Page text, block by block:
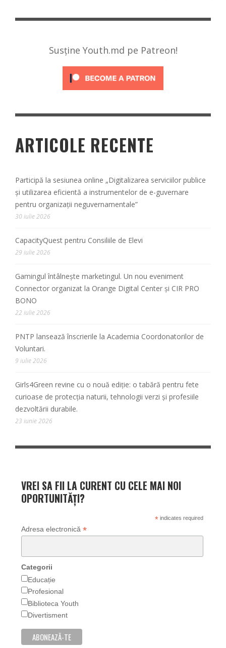
Susține Youth.md pe Patreon!
ARTICOLE RECENTE
Participă la sesiunea online „Digitalizarea serviciilor publice
și utilizarea eficientă a instrumentelor de e-guvernare
pentru organizații neguvernamentale”
30 iulie 2026
CapacityQuest pentru Consiliile de Elevi
29 iulie 2026
Gamingul întâlnește marketingul. Un nou eveniment
Connector organizat la Orange Digital Center și CIR PRO
BONO
22 iulie 2026
PNTP lansează înscrierile la Academia Coordonatorilor de
Voluntari.
9 iulie 2026
Girls4Green revine cu o nouă ediție: o tabără pentru fete
curioase de protecția naturii, tehnologii verzi și profesiile
dezvoltării durabile.
23 iunie 2026
VREI SA FII LA CURENT CU CELE MAI NOI
OPORTUNITĂȚI?
*indicates required
Adresa electronică *
Categorii
Educație
Profesional
Biblioteca Youth
Divertisment